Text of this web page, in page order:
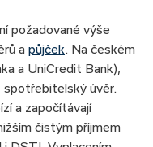
požadované výše
a půjček. Na českém
a UniCredit Bank),
úvěr.
a započítávají
čistým příjmem